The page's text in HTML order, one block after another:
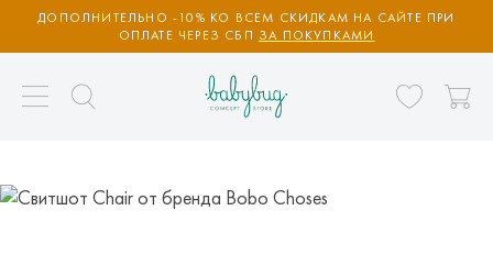
ДОПОЛНИТЕЛЬНО -10% КО ВСЕМ СКИДКАМ НА САЙТЕ ПРИ
ОПЛАТЕ ЧЕРЕЗ СБП ЗА ПОКУПКАМИ